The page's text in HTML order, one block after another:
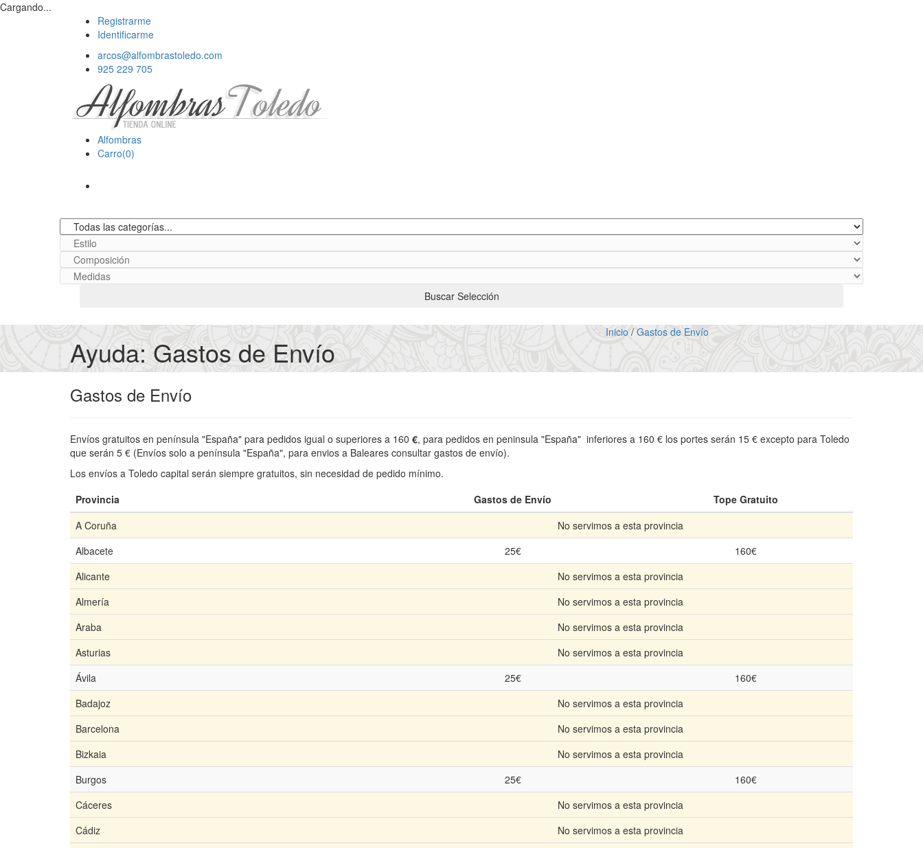
Cargando...
Registrarme
Identificarme
arcos@alfombrastoledo.com
925 229 705
Alfombras
Carro(0)
Ayuda: Gastos de Envío
Inicio / Gastos de Envío
Gastos de Envío
Envíos gratuitos en península "España" para pedidos igual o superiores a 160 €, para pedidos en peninsula "España" inferiores a 160 € los portes serán 15 € excepto para Toledo
que serán 5 € (Envíos solo a península "España", para envios a Baleares consultar gastos de envío).
Los envíos a Toledo capital serán siempre gratuitos, sin necesidad de pedido mínimo.
Provincia
Gastos de Envío
Tope Gratuito
A Coruña
No servimos a esta provincia
Albacete
25€
160€
Alicante
No servimos a esta provincia
Almería
No servimos a esta provincia
Araba
No servimos a esta provincia
Asturias
No servimos a esta provincia
Ávila
25€
160€
Badajoz
No servimos a esta provincia
Barcelona
No servimos a esta provincia
Bizkaia
No servimos a esta provincia
Burgos
25€
160€
Cáceres
No servimos a esta provincia
Cádiz
No servimos a esta provincia